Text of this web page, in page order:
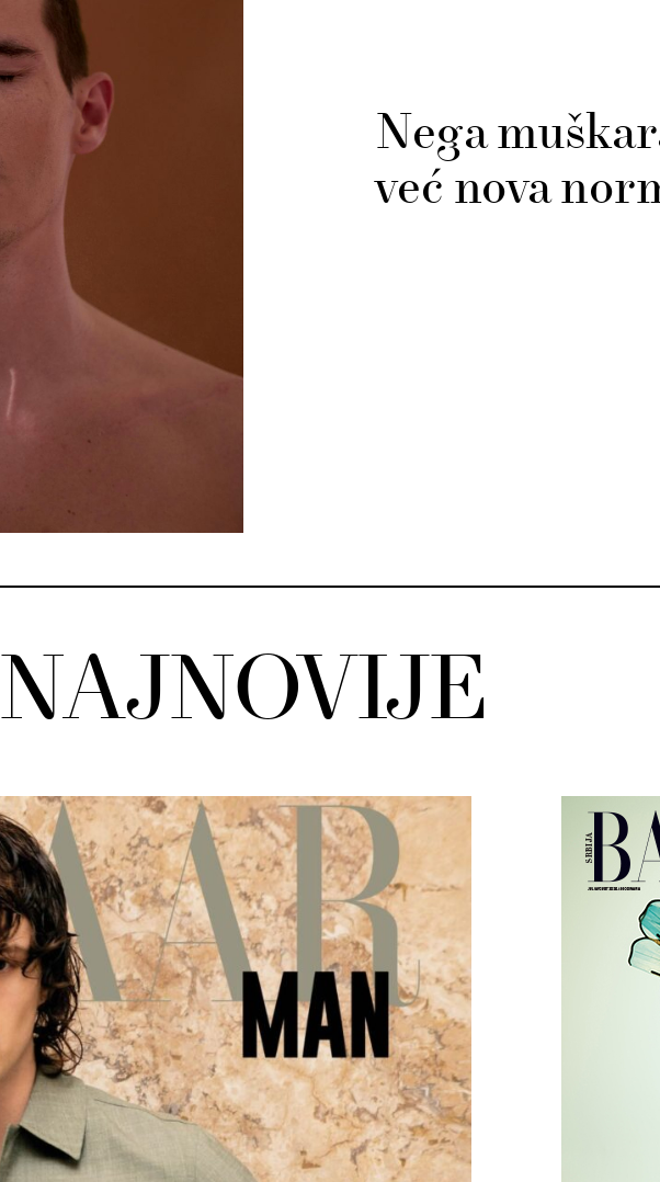
Nega
već nova
NAJNOVIJE